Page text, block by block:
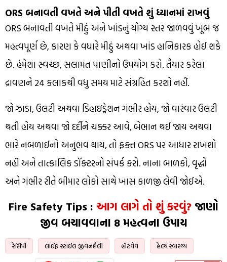
ORS બનાવતી વખતે અને પીતી વખતે શું ધ્યાનમાં રાખવું
ORS બનાવતી વખતે મીઠું અને ખાંડનું યોગ્ય સ્તર જાળવવું ખૂબ જ
મહત્વપૂર્ણ છે, કારણ કે વધારે મીઠું અથવા ખાંડ હાનિકારક હોઈ શકે
છે. હંમેશા સ્વચ્છ, સલામત પાણીનો ઉપયોગ કરો. તૈયાર કરેલા
દ્રાવણને 24 કલાકથી વધુ સમય માટે સંગ્રહિત કરશો નહીં.
જો ઝાડા, ઉલટી અથવા ડિહાઇડ્રેશન ગંભીર હોય, જો વારંવાર ઉલટી
થતી હોય અથવા જો દર્દીને ચક્કર આવે, બેભાન થઈ જાય અથવા
ભારે નબળાઈનો અનુભવ થાય, તો ફક્ત ORS પર આધાર રાખશો
નહીં અને તાત્કાલિક ડૉક્ટરનો સંપર્ક કરો. નાના બાળકો, વૃદ્ધો
અને ગંભીર રીતે બીમાર લોકો સાથે ખાસ કાળજી લેવી જોઈએ.
Fire Safety Tips : આગ લાગે તો શું કરવું? જાણો
જીવ બચાવવાના 8 મહત્વના ઉપાય
રેસિપી લાઈફ સ્ટાઈલ જીવનશૈલી હીટવેવ હેલ્થ સ્વાસ્થ્ય